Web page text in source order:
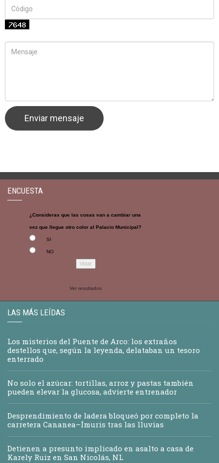
ENCUESTA
¿Consideras que las cosas van a cambiar una
vez que llegue otro color al Palacio Municipal?
SI
NO
Ver resultados
LAS MÁS LEÍDAS
Los misterios del Puente de Arco: los extraños
destellos que, según la leyenda, delataban un tesoro
enterrado
No solo el azúcar: tortillas, arroz y pastas también
pueden elevar la glucosa, advierte entrenador
Desprendimiento de ladera bloqueó por completo la
carretera Cananea–Ímuris tras las lluvias
Detienen a presunto implicado en asalto a casa de
Karely Ruiz en San Nicolás, NL